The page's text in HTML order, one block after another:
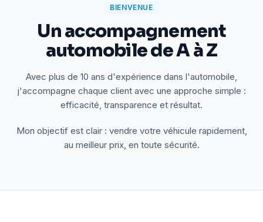
BIENVENUE
Un accompagnement
automobile de A à Z
Avec plus de 10 ans d'expérience dans l'automobile,
j'accompagne chaque client avec une approche simple :
efficacité, transparence et résultat.
Mon objectif est clair : vendre votre véhicule rapidement,
au meilleur prix, en toute sécurité.